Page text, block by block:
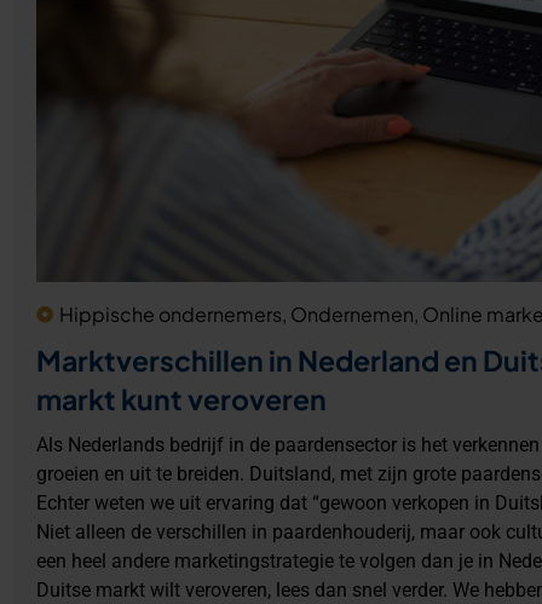
Hippische ondernemers, Ondernemen, Online
Marktverschillen in Nederland en
markt kunt veroveren
Als Nederlands bedrijf in de paardensector is het
groeien en uit te breiden. Duitsland, met zijn grote
Echter weten we uit ervaring dat “gewoon verkopen in
Niet alleen de verschillen in paardenhouderij, maar ook
een heel andere marketingstrategie te volgen dan je in
Duitse markt wilt veroveren, lees dan snel verder. We